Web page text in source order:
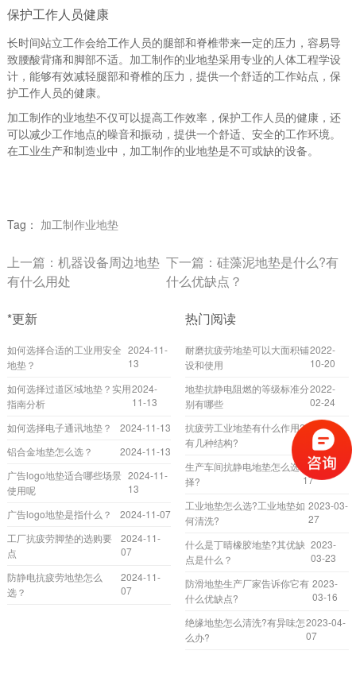
保护工作人员健康
长时间站立工作会给工作人员的腿部和脊椎带来一定的压力，容易导
致腰酸背痛和脚部不适。加工制作的业地垫采用专业的人体工程学设
计，能够有效减轻腿部和脊椎的压力，提供一个舒适的工作站点，保
护工作人员的健康。
加工制作的业地垫不仅可以提高工作效率，保护工作人员的健康，还
可以减少工作地点的噪音和振动，提供一个舒适、安全的工作环境。
在工业生产和制造业中，加工制作的业地垫是不可或缺的设备。
Tag： 加工制作业地垫
上一篇： 机器设备周边地垫
有什么用处
下一篇： 硅藻泥地垫是什么?有
什么优缺点？
*更新
如何选择合适的工业用安全
地垫？
2024-11-
13
如何选择过道区域地垫？实用
指南分析
2024-
11-13
如何选择电子通讯地垫？
2024-11-13
铝合金地垫怎么选？
2024-11-13
广告logo地垫适合哪些场景
使用呢
2024-11-
13
广告logo地垫是指什么？
2024-11-07
工厂抗疲劳脚垫的选购要
点
2024-11-
07
防静电抗疲劳地垫怎么
选？
2024-11-
07
热门阅读
耐磨抗疲劳地垫可以大面积铺
设和使用
2022-
10-20
地垫抗静电阻燃的等级标准分
别有哪些
2022-
02-24
抗疲劳工业地垫有什么作用?
有几种结构?
2023-
04-17
生产车间抗静电地垫怎么选
择?
2023-02-
17
工业地垫怎么选?工业地垫如
何清洗?
2023-03-
27
什么是丁晴橡胶地垫?其优缺
点是什么？
2023-
03-23
防滑地垫生产厂家告诉你它有
什么优缺点?
2023-
03-16
绝缘地垫怎么清洗?有异味怎
么办?
2023-04-
07